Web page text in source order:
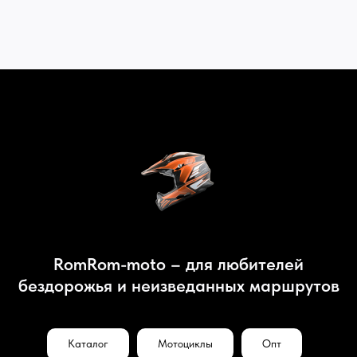
RomRom-moto – для любителей
бездорожья и неизведанных маршрутов
Каталог Мотоциклы Опт